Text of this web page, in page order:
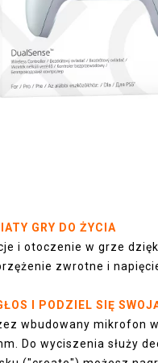
GRY DO ŻYCIA
i otoczenie w grze
zwrotne i
I PODZIEL SIĘ
wbudowany mikrofon
Do wyciszenia służy